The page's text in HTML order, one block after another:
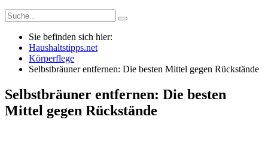
Sie befinden sich hier:
Haushaltstipps.net
Körperflege
Selbstbräuner entfernen: Die besten Mittel gegen Rückstände
Selbstbräuner entfernen: Die besten
Mittel gegen Rückstände